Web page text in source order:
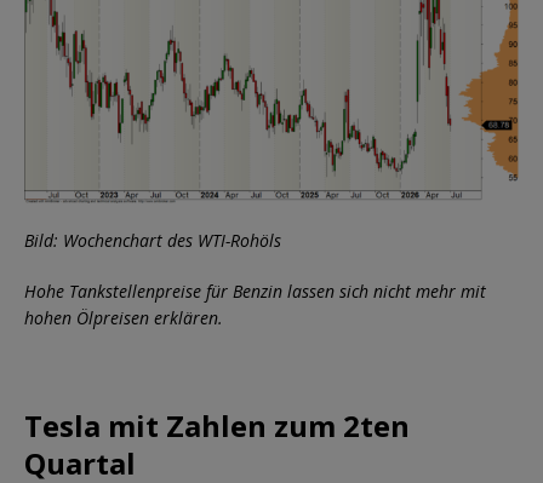
Bild: Wochenchart des WTI-Rohöls
Hohe Tankstellenpreise für Benzin lassen sich nicht mehr mit
hohen Ölpreisen erklären.
Tesla mit Zahlen zum 2ten
Quartal